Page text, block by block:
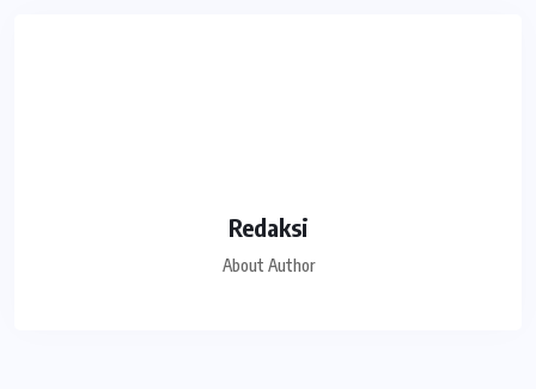
Redaksi
About Author